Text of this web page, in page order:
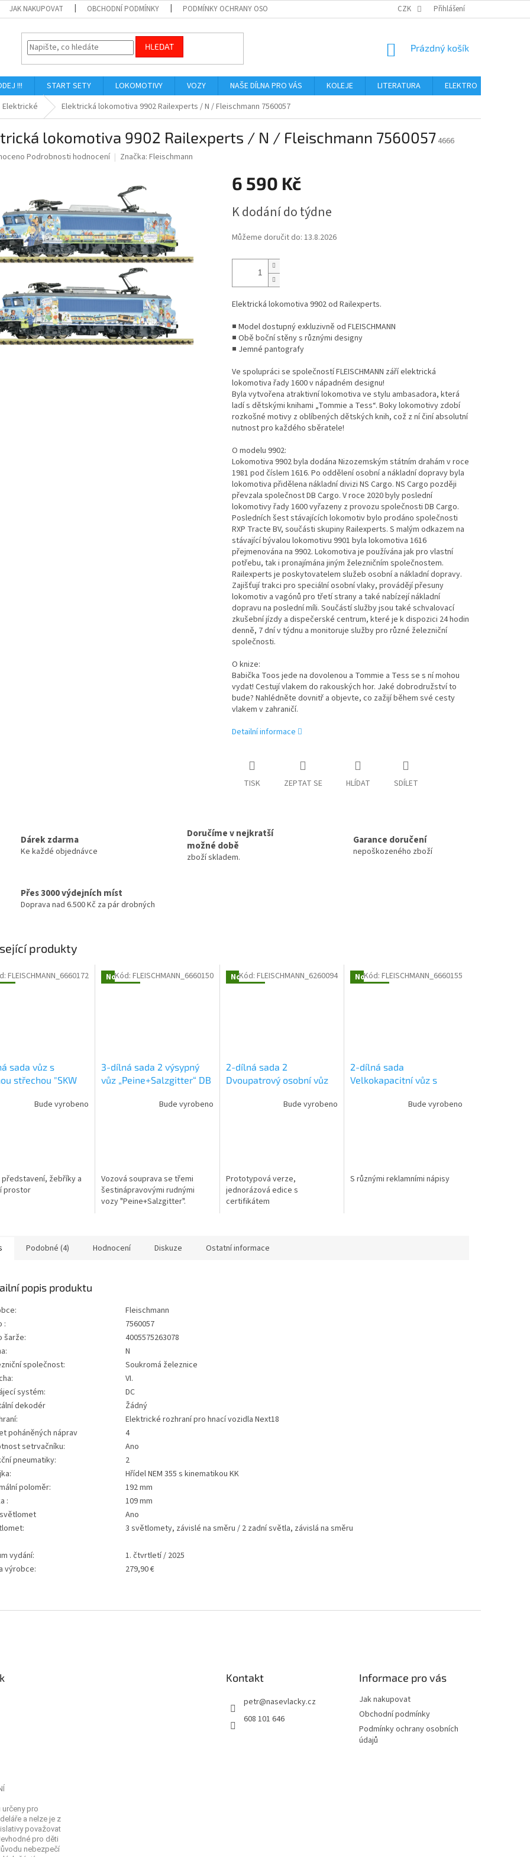
JAK NAKUPOVAT OBCHODNÍ PODMÍNKY PODMÍNKY OCHRANY OSOBNÍCH ÚDAJŮ CZK Přihlášení
HLEDAT
NÁKUPNÍ
Prázdný košík
!!! START SETY LOKOMOTIVY VOZY NAŠE DÍLNA PRO VÁS KOLEJE LITERATURA ELEKTRO
Elektrické Elektrická lokomotiva 9902 Railexperts / N / Fleischmann 7560057
lokomotiva 9902 Railexperts / N / Fleischmann 7560057 4666
Podrobnosti hodnocení Značka: Fleischmann
6 590 Kč
cena:
K dodání do týdne
Můžeme doručit do: 13.8.2026
Elektrická lokomotiva 9902 od Railexperts.
■ Model dostupný exkluzivně od FLEISCHMANN
■ Obě boční stěny s různými designy
■ Jemné pantografy
Ve spolupráci se společností FLEISCHMANN září elektrická
lokomotiva řady 1600 v nápadném designu!
Byla vytvořena atraktivní lokomotiva ve stylu ambasadora, která
ladí s dětskými knihami „Tommie a Tess“. Boky lokomotivy zdobí
rozkošné motivy z oblíbených dětských knih, což z ní činí absolutní
nutnost pro každého sběratele!
O modelu 9902:
Lokomotiva 9902 byla dodána Nizozemským státním drahám v roce
1981 pod číslem 1616. Po oddělení osobní a nákladní dopravy byla
lokomotiva přidělena nákladní divizi NS Cargo. NS Cargo později
převzala společnost DB Cargo. V roce 2020 byly poslední
lokomotivy řady 1600 vyřazeny z provozu společnosti DB Cargo.
Posledních šest stávajících lokomotiv bylo prodáno společnosti
RXP Tracte BV, součásti skupiny Railexperts. S malým odkazem na
stávající bývalou lokomotivu 9901 byla lokomotiva 1616
přejmenována na 9902. Lokomotiva je používána jak pro vlastní
potřebu, tak i pronajímána jiným železničním společnostem.
Railexperts je poskytovatelem služeb osobní a nákladní dopravy.
Zajišťují trakci pro speciální osobní vlaky, provádějí přesuny
lokomotiv a vagónů pro třetí strany a také nabízejí nákladní
dopravu na poslední míli. Součástí služby jsou také schvalovací
zkušební jízdy a dispečerské centrum, které je k dispozici 24 hodin
denně, 7 dní v týdnu a monitoruje služby pro různé železniční
společnosti.
O knize:
Babička Toos jede na dovolenou a Tommie a Tess se s ní mohou
vydat! Cestují vlakem do rakouských hor. Jaké dobrodružství to
bude? Nahlédněte dovnitř a objevte, co zažijí během své cesty
vlakem v zahraničí.
Detailní informace
TISK ZEPTAT SE HLÍDAT SDÍLET
Dárek zdarma
Ke každé objednávce
Doručíme v nejkratší
možné době
zboží skladem.
Garance doručení
nepoškozeného zboží
Přes 3000 výdejních míst
Doprava nad 6.500 Kč za pár drobných
produkty
sada vůz s
střechou "SKW
6660172
Bude vyrobeno
představení, žebříky a
prostor
FLEISCHMANN_6660172 Novinka
3-dílná sada 2 výsypný
vůz „Peine+Salzgitter“ DB
Bude vyrobeno
Vozová souprava se třemi
šestinápravovými rudnými
vozy "Peine+Salzgitter".
Kód: FLEISCHMANN_6660150 Novinka
2-dílná sada 2
Dvoupatrový osobní vůz
FLEISCHMANN 6260094
Bude vyrobeno
Prototypová verze,
jednorázová edice s
certifikátem
Kód:FLEISCHMANN_6260094 Novinka
2-dílná sada
Velkokapacitní vůz s
Wascosa / N /Bude vyrobeno
S různými reklamními nápisy
Kód: FLEISCHMANN_6660155
Podobné (4) Hodnocení Diskuze Ostatní informace
popis produktu
Fleischmann
:
7560057
šarže:
4005575263078
N
společnost:
Soukromá železnice
VI.
systém:
DC
dekodér
Žádný
Elektrické rozhraní pro hnací vozidla Next18
poháněných náprav
4
setrvačníku:
Ano
pneumatiky:
2
Hřídel NEM 355 s kinematikou KK
poloměr:
192 mm
:
109 mm
světlomet
Ano
3 světlomety, závislé na směru / 2 zadní světla, závislá na směru
vydání:
1. čtvrtletí / 2025
výrobce:
279,90 €
Kontakt
petr@nasevlacky.cz
608 101 646
Informace pro vás
Jak nakupovat
Obchodní podmínky
Podmínky ochrany osobních
údajů
pro
a nelze je z
považovat
pro děti
nebezpečí